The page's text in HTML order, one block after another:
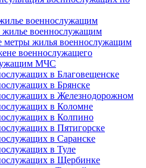
военнослужащим
жилье военнослужащим
метры жилья военнослужащим
военнослужащего
МЧС
в Благовещенске
в Брянске
в Железнодорожном
в Коломне
в Колпино
в Пятигорске
в Саранске
в Туле
в Щербинке